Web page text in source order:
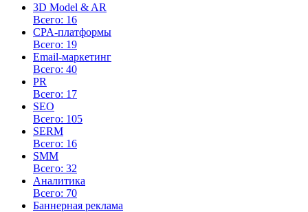
3D Model & AR
Всего: 16
CPA-платформы
Всего: 19
Email-маркетинг
Всего: 40
PR
Всего: 17
SEO
Всего: 105
SERM
Всего: 16
SMM
Всего: 32
Аналитика
Всего: 70
Баннерная реклама